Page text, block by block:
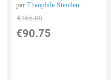
parTheophile Steinlen
€165.00
€90.75